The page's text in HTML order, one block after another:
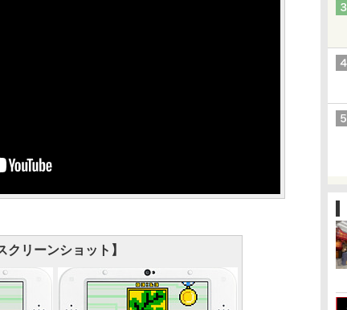
クリーンショット】